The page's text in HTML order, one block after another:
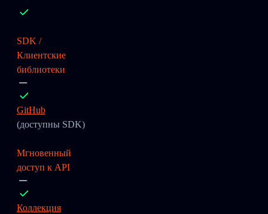
SDK /
Клиентские
библиотеки
GitHub
(доступны SDK)
Мгновенный
доступ к API
Коллекция